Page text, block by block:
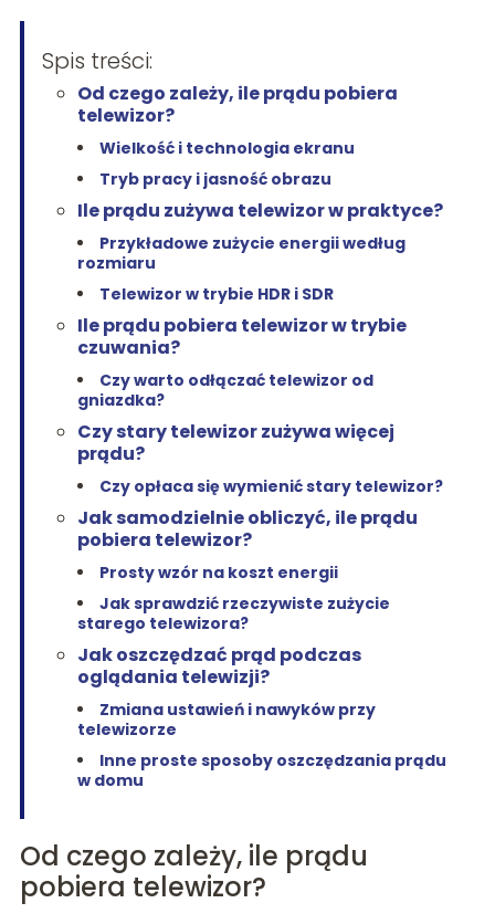
Spis treści:
Od czego zależy, ile prądu pobiera
telewizor?
Wielkość i technologia ekranu
Tryb pracy i jasność obrazu
Ile prądu zużywa telewizor w praktyce?
Przykładowe zużycie energii według
rozmiaru
Telewizor w trybie HDR i SDR
Ile prądu pobiera telewizor w trybie
czuwania?
Czy warto odłączać telewizor od
gniazdka?
Czy stary telewizor zużywa więcej
prądu?
Czy opłaca się wymienić stary telewizor?
Jak samodzielnie obliczyć, ile prądu
pobiera telewizor?
Prosty wzór na koszt energii
Jak sprawdzić rzeczywiste zużycie
starego telewizora?
Jak oszczędzać prąd podczas
oglądania telewizji?
Zmiana ustawień i nawyków przy
telewizorze
Inne proste sposoby oszczędzania prądu
w domu
Od czego zależy, ile prądu
pobiera telewizor?